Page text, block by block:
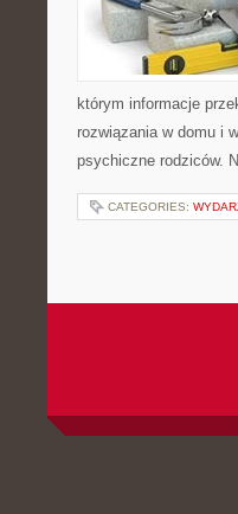
którym informacje
rozwiązania w domu i
psychiczne rodziców.
CATEGORIES: